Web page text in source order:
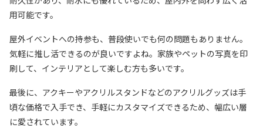
用可能です。
屋外イベントへの持参も、普段使いでも何の問題もありません。
気軽に推し活できるのが良いですよね。家族やペットの写真を印
刷して、インテリアとして楽しむ方も多いです。
最後に、アクキーやアクリルスタンドなどのアクリルグッズは手
頃な価格で入手でき、手軽にカスタマイズできるため、幅広い層
に愛されています。